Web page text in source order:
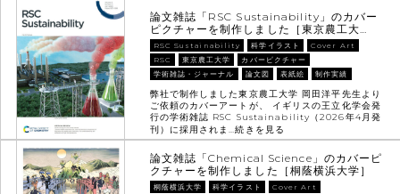
論文雑誌「RSC Sustainability」のカバー
ピクチャーを制作しました［東京農工大…
RSC Sustainability 科学イラスト
Cover Art
RSC
東京農工大学
カバーピクチャー
学術雑誌・ジャーナル
論文図 表紙絵 制作実績
弊社で制作しました東京農工大学 岡田洋平先生より
ご依頼のカバーアートが、 イギリスの王立化学会発
行の学術雑誌 RSC Sustainability（2026年4月発
刊）に採用されま…続きを見る
論文雑誌「Chemical Science」のカバーピ
クチャーを制作しました［桐蔭横浜大学］
桐蔭横浜大学 科学イラスト
Cover Art